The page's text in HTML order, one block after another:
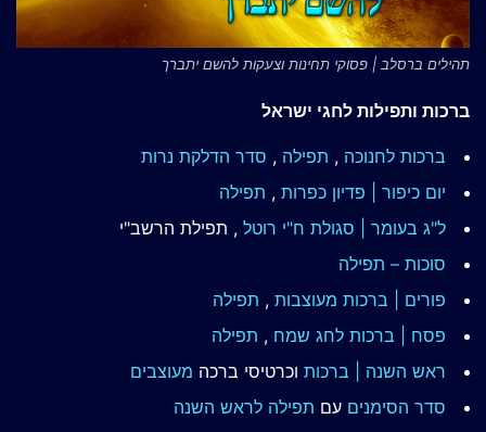
תהילים ברסלב | פסוקי תחינות וצעקות להשם יתברך
ברכות ותפילות לחגי ישראל
ברכות לחנוכה , תפילה , סדר הדלקת נרות
יום כיפור | פדיון כפרות , תפילה
ל"ג בעומר | סגולת ח"י רוטל , תפילת הרשב"י
סוכות – תפילה
פורים | ברכות מעוצבות , תפילה
פסח | ברכות לחג שמח , תפילה
ראש השנה | ברכות וכרטיסי ברכה מעוצבים
סדר הסימנים עם תפילה לראש השנה